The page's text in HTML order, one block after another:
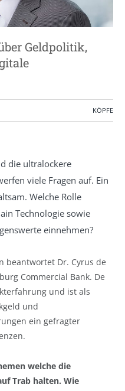
Geldpolitik,
KÖPFE
die ultralockere
viele Fragen auf. Ein
Welche Rolle
Technologie sowie
einnehmen?
beantwortet Dr. Cyrus de
Commercial Bank. De
und ist als
und
ein gefragter
welche die
Trab halten. Wie